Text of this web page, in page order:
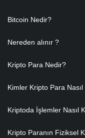
Bitcoin Nedir?
Nereden alınır ?
Kripto Para Nedir?
Kimler Kripto Para
Kriptoda İşlemler Nasıl
Kripto Paranın Fiziksel